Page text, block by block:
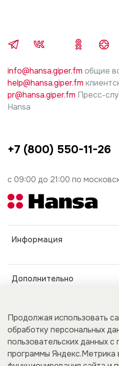
Информация
Дополнительно
Покупателям
Для бизнеса
с 09:00 до 21:00 по
+7 (800) 550-11-26
info@hansa.giper.fm общие
help@hansa.giper.fm
pr@hansa.giper.fm Пресс-
Hansa
Продолжая использовать
обработку персональных
пользовательских данных
программы Яндекс.Метрика